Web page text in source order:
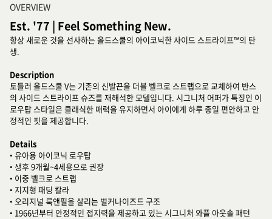
OVERVIEW
Est. '77 | Feel Something New.
항상 새로운 것을 선사하는 올드스쿨의 아이코닉한 사이드 스트라이프™의 탄
생.
Description
토들러 올드스쿨 V는 기존의 신발끈을 더블 벨크로 스트랩으로 교체하여 반스
의 사이드 스트라이프 슈즈를 재해석한 모델입니다. 시그니처 어퍼가 특징인 이
로우탑 스타일은 클래식한 매력을 유지하면서 아이에게 하루 종일 편안하고 안
정적인 핏을 제공합니다.
Details
• 유아용 아이코닉 로우탑
• 생후 9개월~4세용으로 권장
• 이중 벨크로 스트랩
• 지지형 패딩 칼라
• 오리지널 룩앤필을 살리는 벌커나이즈드 구조
• 1966년부터 안정적인 접지력을 제공하고 있는 시그니처 와플 아웃솔 패턴